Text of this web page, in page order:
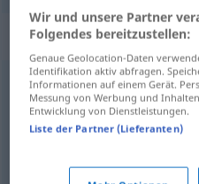
Synonyme für
sparsam (ausgestattet),
Wir und unsere Partner
Folgendes bereitzustellen:
Genaue Geolocation-Daten
Identifikation aktiv abfragen.
Informationen auf einem Gerät.
Messung von Werbung und
Entwicklung von Dienstleistungen.
Liste der Partner (Lieferanten)